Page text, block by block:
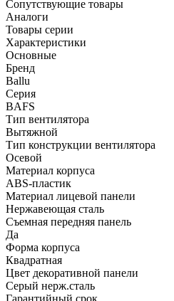
Сопутствующие товары
Аналоги
Товары серии
Характеристики
Основные
Бренд
Ballu
Серия
BAFS
Тип вентилятора
Вытяжной
Тип конструкции вентилятора
Осевой
Материал корпуса
ABS-пластик
Материал лицевой панели
Нержавеющая сталь
Съемная передняя панель
Да
Форма корпуса
Квадратная
Цвет декоративной панели
Серый нерж.сталь
Гарантийный срок